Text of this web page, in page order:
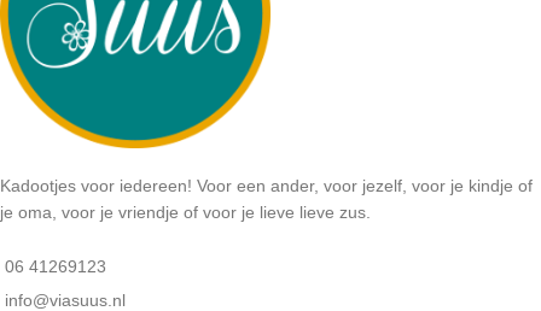
Kadootjes voor iedereen! Voor een ander, voor jezelf, voor je kindje of
je oma, voor je vriendje of voor je lieve lieve zus.
06 41269123
info@viasuus.nl